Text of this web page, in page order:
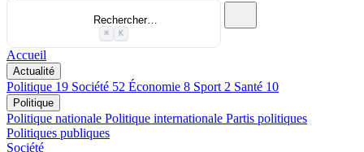
Rechercher…
⌘ K
Accueil
Actualité
Politique 19 Société 52 Économie 8 Sport 2 Santé 10
Politique
Politique nationale Politique internationale Partis politiques
Politiques publiques
Société